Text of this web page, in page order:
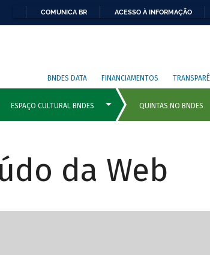
COMUNICA BR ACESSO À INFORMAÇÃO
BNDES DATA FINANCIAMENTOS
da Web
com